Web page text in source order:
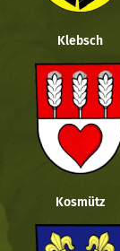
Klebsch
Kosmütz